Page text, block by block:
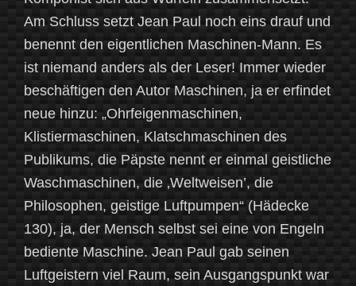
Am Schluss setzt Jean Paul noch eins drauf und
benennt den eigentlichen Maschinen-Mann. Es
ist niemand anders als der Leser! Immer wieder
beschäftigen den Autor Maschinen, ja er erfindet
neue hinzu: „Ohrfeigenmaschinen,
Klistiermaschinen, Klatschmaschinen des
Publikums, die Päpste nennt er einmal geistliche
Waschmaschinen, die ‚Weltweisen’, die
Philosophen, geistige Luftpumpen“ (Hädecke
130), ja, der Mensch selbst sei eine von Engeln
bediente Maschine. Jean Paul gab seinen
Luftgeistern viel Raum, sein Ausgangspunkt war